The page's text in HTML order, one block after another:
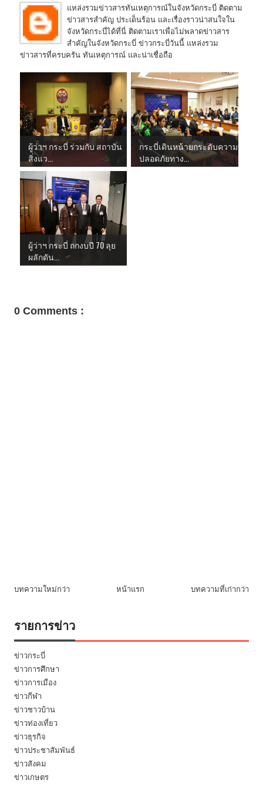
แหล่งรวมข่าวสารทันเหตุการณ์ในจังหวัดกระบี่ ติดตาม
ข่าวสารสำคัญ ประเด็นร้อน และเรื่องราวน่าสนใจใน
จังหวัดกระบี่ได้ที่นี่ ติดตามเราเพื่อไม่พลาดข่าวสาร
สำคัญในจังหวัดกระบี่ ข่าวกระบี่วันนี้ แหล่งรวม
ข่าวสารที่ครบครัน ทันเหตุการณ์ และน่าเชื่อถือ
ผู้ว่าฯ กระบี่ ร่วมกับ สถาบัน
สิ่งแว...
กระบี่เดินหน้ายกระดับความ
ปลอดภัยทาง...
ผู้ว่าฯ กระบี่ ถกงบปี 70 ลุย
ผลักดัน...
0 Comments :
บทความใหม่กว่า บทความที่เก่ากว่า
หน้าแรก
รายการข่าว
ข่าวกระบี่
ข่าวการศึกษา
ข่าวการเมือง
ข่าวกีฬา
ข่าวชาวบ้าน
ข่าวท่องเที่ยว
ข่าวธุรกิจ
ข่าวประชาสัมพันธ์
ข่าวสังคม
ข่าวเกษตร